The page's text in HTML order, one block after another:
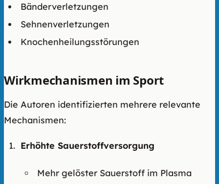
Bänderverletzungen
Sehnenverletzungen
Knochenheilungsstörungen
Wirkmechanismen im Sport
Die Autoren identifizierten mehrere relevante
Mechanismen:
Erhöhte Sauerstoffversorgung
Mehr gelöster Sauerstoff im Plasma